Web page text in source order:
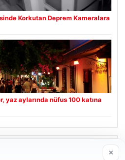
Korkutan Deprem Kameralara
yaz aylarında nüfus 100 katına
×